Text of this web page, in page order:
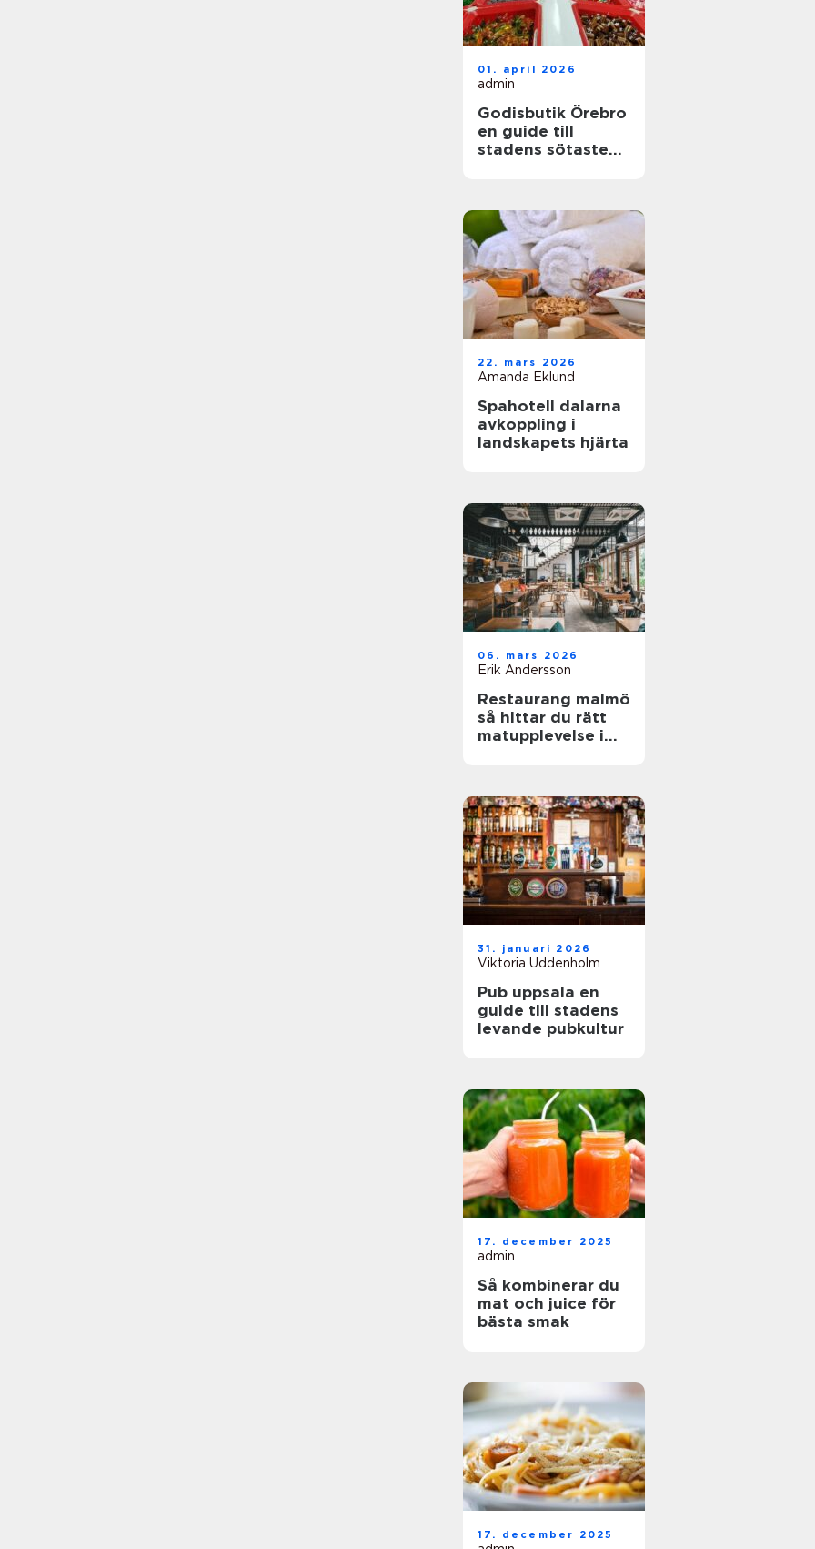
01. april 2026
admin
Godisbutik Örebro
en guide till
stadens sötaste
22. mars 2026
Amanda Eklund
Spahotell dalarna
avkoppling i
landskapets hjärta
06. mars 2026
Erik Andersson
Restaurang malmö
så hittar du rätt
matupplevelse i
31. januari 2026
Viktoria Uddenholm
Pub uppsala en
guide till stadens
levande pubkultur
17. december 2025
admin
Så kombinerar du
mat och juice för
bästa smak
17. december 2025